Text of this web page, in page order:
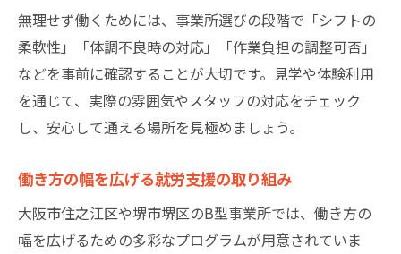
無理せず働くためには、事業所選びの段階で「シフトの
柔軟性」「体調不良時の対応」「作業負担の調整可否」
などを事前に確認することが大切です。見学や体験利用
を通じて、実際の雰囲気やスタッフの対応をチェック
し、安心して通える場所を見極めましょう。
働き方の幅を広げる就労支援の取り組み
大阪市住之江区や堺市堺区のB型事業所では、働き方の
幅を広げるための多彩なプログラムが用意されていま